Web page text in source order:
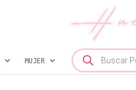
MUJER
Búsqueda
de
productos